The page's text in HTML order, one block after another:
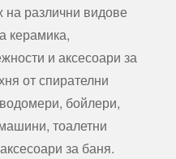
различни видове
керамика,
и аксесоари за
от спирателни
бойлери,
тоалетни
за баня.